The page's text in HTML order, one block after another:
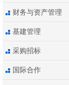
财务与资产管理
基建管理
采购招标
国际合作